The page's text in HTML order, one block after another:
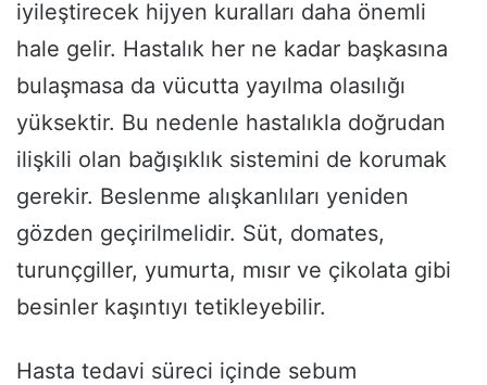
iyileştirecek hijyen kuralları daha önemli
hale gelir. Hastalık her ne kadar başkasına
bulaşmasa da vücutta yayılma olasılığı
yüksektir. Bu nedenle hastalıkla doğrudan
ilişkili olan bağışıklık sistemini de korumak
gerekir. Beslenme alışkanlıları yeniden
gözden geçirilmelidir. Süt, domates,
turunçgiller, yumurta, mısır ve çikolata gibi
besinler kaşıntıyı tetikleyebilir.
Hasta tedavi süreci içinde sebum